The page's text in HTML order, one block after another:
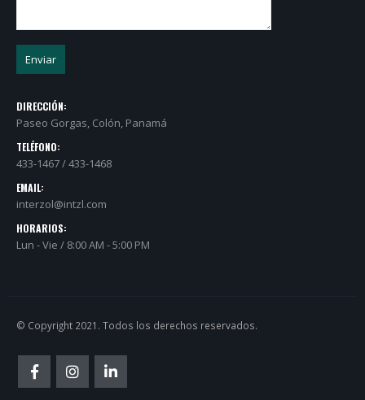
DIRECCIÓN:
Paseo Gorgas, Colón, Panamá
TELÉFONO:
433-1467 / 433-1468
EMAIL:
interzol@intzl.com
HORARIOS:
Lun - Vie / 8:00 AM - 5:00 PM
© Copyright 2021. Todos los derechos reservados.